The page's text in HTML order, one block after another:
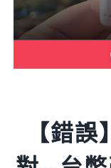
【錯